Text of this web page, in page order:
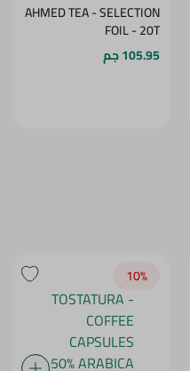
AHMED TEA - SELECTION
FOIL - 20T
105.95 جم
10‎%‎